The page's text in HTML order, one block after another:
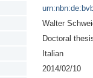
Walter
Doctoral
Italian
2014/02/10